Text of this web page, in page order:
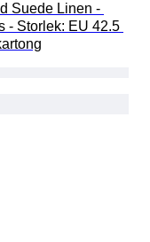
Suede Linen -
- Storlek: EU 42.5